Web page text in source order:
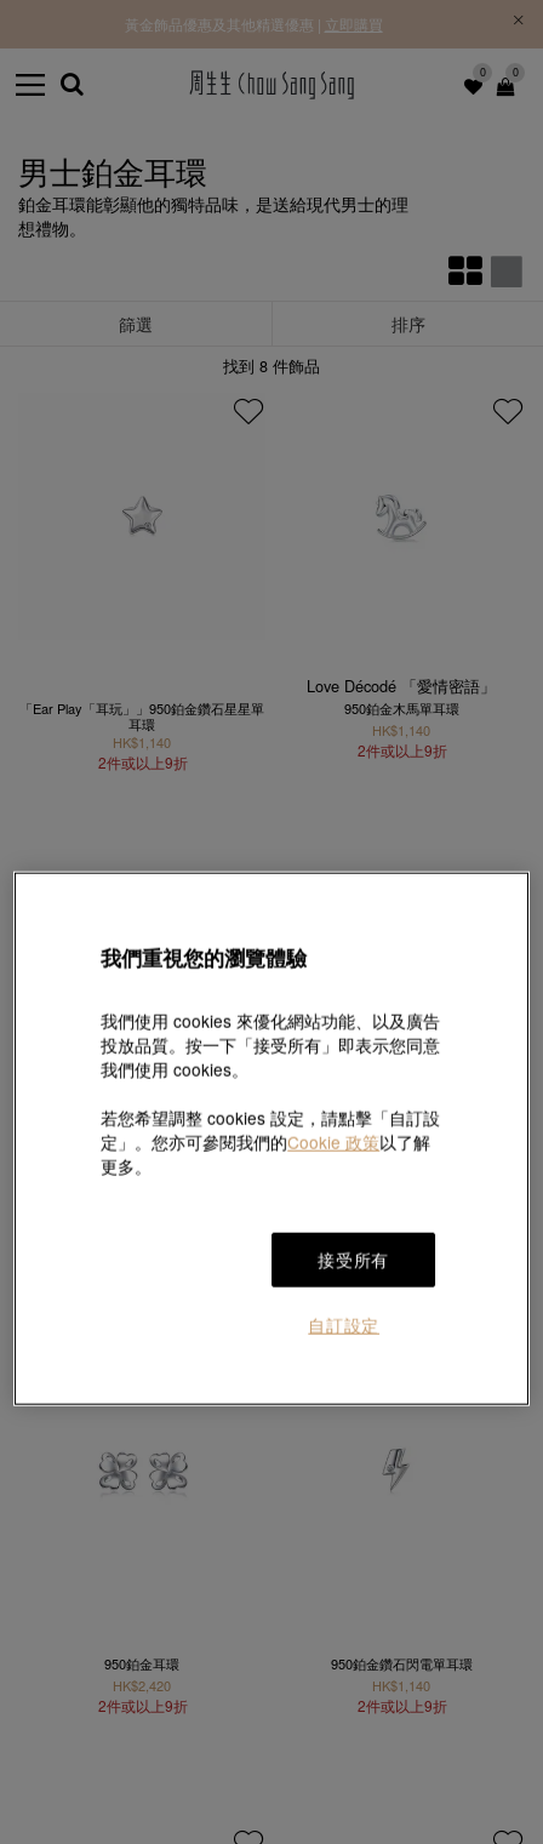
0 0
黃金飾品優惠及其他精選優惠 | 立即購買
男士鉑金耳環
鉑金耳環能彰顯他的獨特品味，是送給現代男士的理
想禮物。
篩選 排序
找到 8 件飾品
「Ear Play「耳玩」」950鉑金鑽石星星單
耳環
HK$1,140
2件或以上9折
Love Décodé 「愛情密語」
950鉑金木馬單耳環
HK$1,140
2件或以上9折
2件或以上9折
950鉑金耳環
HK$2,420
2件或以上9折
950鉑金鑽石閃電單耳環
HK$1,140
2件或以上9折
我們重視您的瀏覽體驗
我們使用 cookies 來優化網站功能、以及廣告
投放品質。按一下「接受所有」即表示您同意
我們使用 cookies。
若您希望調整 cookies 設定，請點擊「自訂設
定」。您亦可參閱我們的Cookie 政策以了解
更多。
接受所有
自訂設定